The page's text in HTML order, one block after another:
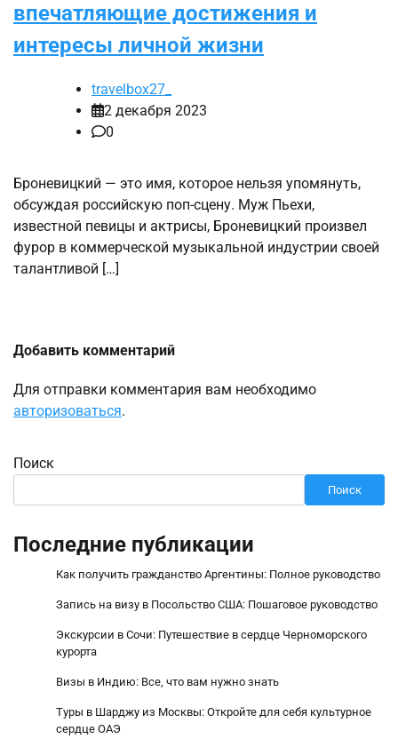
впечатляющие достижения и
интересы личной жизни
travelbox27_
2 декабря 2023
0
Броневицкий — это имя, которое нельзя упомянуть,
обсуждая российскую поп-сцену. Муж Пьехи,
известной певицы и актрисы, Броневицкий произвел
фурор в коммерческой музыкальной индустрии своей
талантливой […]
Добавить комментарий
Для отправки комментария вам необходимо
авторизоваться.
Поиск
Поиск
Последние публикации
Как получить гражданство Аргентины: Полное руководство
Запись на визу в Посольство США: Пошаговое руководство
Экскурсии в Сочи: Путешествие в сердце Черноморского
курорта
Визы в Индию: Все, что вам нужно знать
Туры в Шарджу из Москвы: Откройте для себя культурное
сердце ОАЭ